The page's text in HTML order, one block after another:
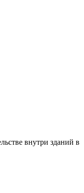
внутри зданий в